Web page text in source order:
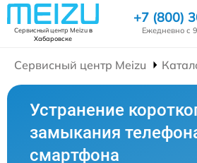
Сервисный центр Meizuв
Хабаровске
+7 (800)
Ежедневно с
Сервисный центр Meizu
Устранение
замыкания
смартфона